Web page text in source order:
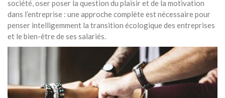
société, oser poser la question du plaisir et de la motivation
dans l’entreprise : une approche complète est nécessaire pour
penser intelligemment la transition écologique des entreprises
et le bien-être de ses salariés.